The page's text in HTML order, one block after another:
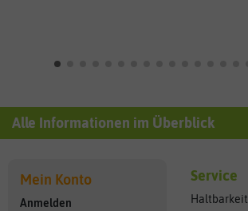
Alle Informationen im Überblick
Mein Konto
Anmelden
Service
Haltbarkeit